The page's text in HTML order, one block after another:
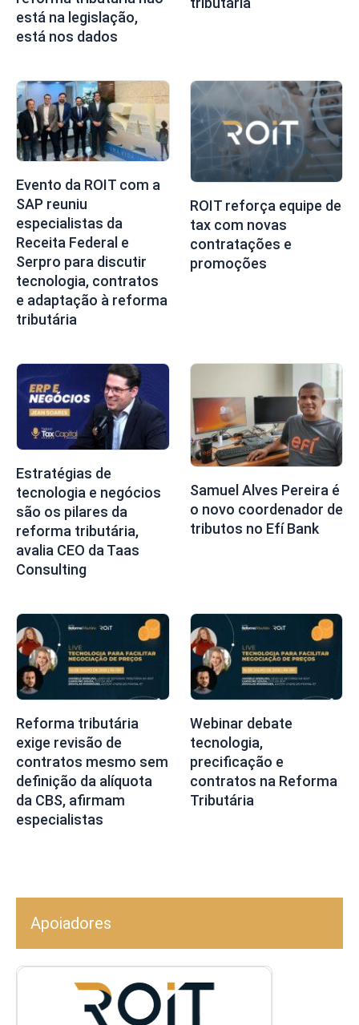
está na legislação,
está nos dados
Evento da ROIT com a
SAP reuniu
especialistas da
Receita Federal e
Serpro para discutir
tecnologia, contratos
e adaptação à reforma
tributária
ROIT reforça equipe de
tax com novas
contratações e
promoções
Estratégias de
tecnologia e negócios
são os pilares da
reforma tributária,
avalia CEO da Taas
Consulting
Samuel Alves Pereira é
o novo coordenador de
tributos no Efí Bank
Reforma tributária
exige revisão de
contratos mesmo sem
definição da alíquota
da CBS, afirmam
especialistas
Webinar debate
tecnologia,
precificação e
contratos na Reforma
Tributária
Apoiadores